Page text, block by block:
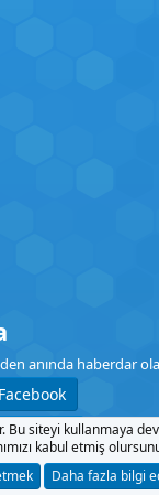
anında haberdar
Facebook
Yardım Anasayfa
Bu siteyi kullanmaya
kabul etmiş
Daha fazla bilgi